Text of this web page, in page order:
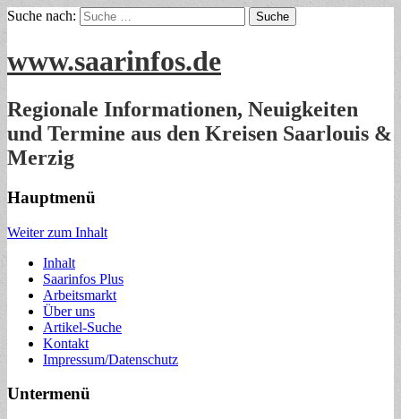
Suche nach:
www.saarinfos.de
Regionale Informationen, Neuigkeiten
und Termine aus den Kreisen Saarlouis &
Merzig
Hauptmenü
Weiter zum Inhalt
Inhalt
Saarinfos Plus
Arbeitsmarkt
Über uns
Artikel-Suche
Kontakt
Impressum/Datenschutz
Untermenü